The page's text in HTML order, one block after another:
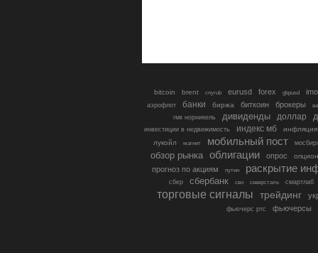
bitcoin brent cnyrub eurusd forex gbpusd
аэрофлот банки биржа биткоин брокеры
гмк норникель
дивиденды доллар
инвестиции в недвижимость индекс мб
инфляция
лукойл
магнит мобильный пост
обзор рынка облигации опрос
прогноз по акциям путин раскрытие
сбер сбербанк сво северсталь смартлаб
торговые сигналы трейдинг
фьючерс ртс фьючерсы